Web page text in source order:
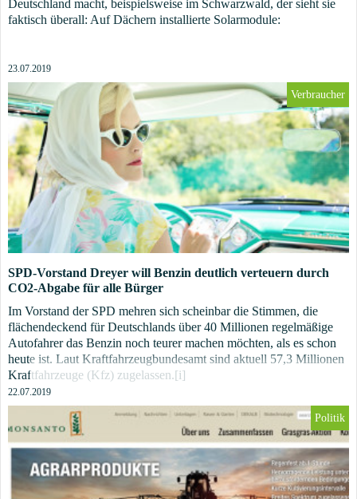
Deutschland macht, beispielsweise im Schwarzwald, der sieht sie
faktisch überall: Auf Dächern installierte Solarmodule:
23.07.2019
Verbraucher
SPD-Vorstand Dreyer will Benzin deutlich verteuern durch
CO2-Abgabe für alle Bürger
Im Vorstand der SPD mehren sich scheinbar die Stimmen, die
flächendeckend für Deutschlands über 40 Millionen regelmäßige
Autofahrer das Benzin noch teurer machen möchten, als es schon
heute ist. Laut Kraftfahrzeugbundesamt sind aktuell 57,3 Millionen
Kraftfahrzeuge (Kfz) zugelassen.[i]
22.07.2019
Politik